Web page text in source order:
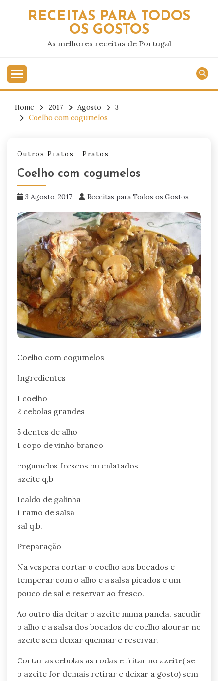
RECEITAS PARA TODOS
OS GOSTOS
As melhores receitas de Portugal
Home 2017 Agosto
3
Coelho com cogumelos
Outros Pratos Pratos
Coelho com cogumelos
3 Agosto, 2017 Receitas para Todos os Gostos
Coelho com cogumelos
Ingredientes
1 coelho
2 cebolas grandes
5 dentes de alho
1 copo de vinho branco
cogumelos frescos ou enlatados
azeite q,b,
1caldo de galinha
1 ramo de salsa
sal q.b.
Preparação
Na véspera cortar o coelho aos bocados e
temperar com o alho e a salsa picados e um
pouco de sal e reservar ao fresco.
Ao outro dia deitar o azeite numa panela, sacudir
o alho e a salsa dos bocados de coelho alourar no
azeite sem deixar queimar e reservar.
Cortar as cebolas as rodas e fritar no azeite( se
o azeite for demais retirar e deixar a gosto) sem